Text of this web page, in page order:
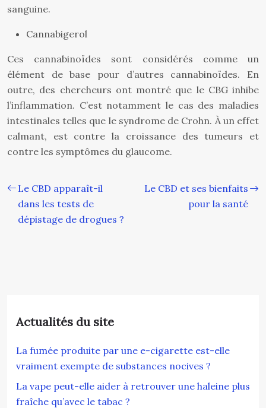
sanguine.
Cannabigerol
Ces cannabinoïdes sont considérés comme un
élément de base pour d’autres cannabinoïdes. En
outre, des chercheurs ont montré que le CBG inhibe
l’inflammation. C’est notamment le cas des maladies
intestinales telles que le syndrome de Crohn. À un effet
calmant, est contre la croissance des tumeurs et
contre les symptômes du glaucome.
Le CBD apparaît-il
dans les tests de
dépistage de drogues ?
Le CBD et ses bienfaits
pour la santé
Actualités du site
La fumée produite par une e-cigarette est-elle
vraiment exempte de substances nocives ?
La vape peut-elle aider à retrouver une haleine plus
fraîche qu’avec le tabac ?